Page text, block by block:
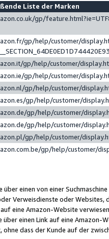
Liste der Marken
gp/
gp/help/customer/
gp/help/customer/
gp/help/customer/
gp/help/customer/
gp/help/customer/
gp/help/customer/
gp/help/customer/
gp/help/customer/
gp/help/customer/
einen von einer
Verweisdienste oder Websites,
eine Amazon-Website
über einen Link auf eine
dass der Kunde auf der